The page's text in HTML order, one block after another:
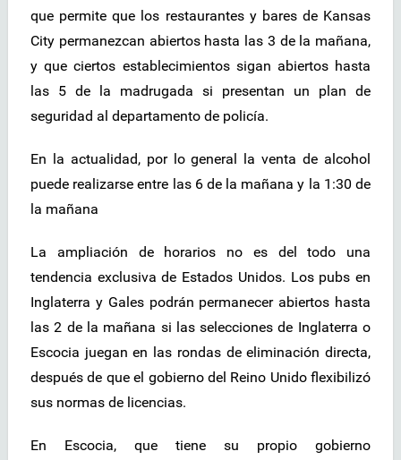
que permite que los restaurantes y bares de Kansas
City permanezcan abiertos hasta las 3 de la mañana,
y que ciertos establecimientos sigan abiertos hasta
las 5 de la madrugada si presentan un plan de
seguridad al departamento de policía.
En la actualidad, por lo general la venta de alcohol
puede realizarse entre las 6 de la mañana y la 1:30 de
la mañana
La ampliación de horarios no es del todo una
tendencia exclusiva de Estados Unidos. Los pubs en
Inglaterra y Gales podrán permanecer abiertos hasta
las 2 de la mañana si las selecciones de Inglaterra o
Escocia juegan en las rondas de eliminación directa,
después de que el gobierno del Reino Unido flexibilizó
sus normas de licencias.
En Escocia, que tiene su propio gobierno